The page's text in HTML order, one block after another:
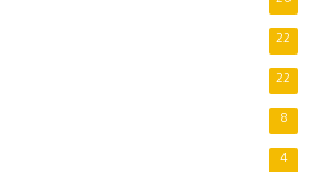
22
22
8
4